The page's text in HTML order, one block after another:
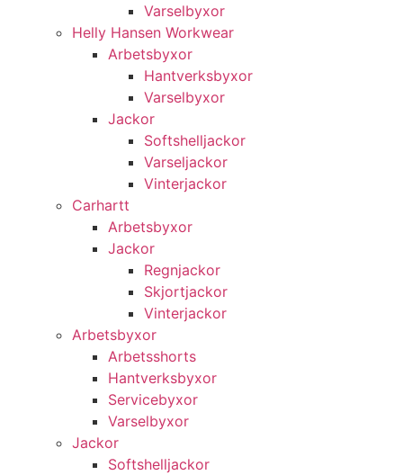
Varselbyxor
Helly Hansen Workwear
Arbetsbyxor
Hantverksbyxor
Varselbyxor
Jackor
Softshelljackor
Varseljackor
Vinterjackor
Carhartt
Arbetsbyxor
Jackor
Regnjackor
Skjortjackor
Vinterjackor
Arbetsbyxor
Arbetsshorts
Hantverksbyxor
Servicebyxor
Varselbyxor
Jackor
Softshelljackor